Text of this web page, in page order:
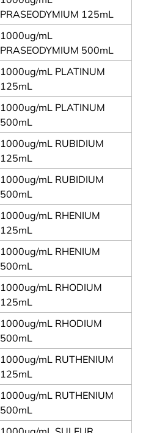
PRASEODYMIUM 125mL
1000ug/mL
PRASEODYMIUM 500mL
1000ug/mL PLATINUM
125mL
1000ug/mL PLATINUM
500mL
1000ug/mL RUBIDIUM
125mL
1000ug/mL RUBIDIUM
500mL
1000ug/mL RHENIUM
125mL
1000ug/mL RHENIUM
500mL
1000ug/mL RHODIUM
125mL
1000ug/mL RHODIUM
500mL
1000ug/mL RUTHENIUM
125mL
1000ug/mL RUTHENIUM
500mL